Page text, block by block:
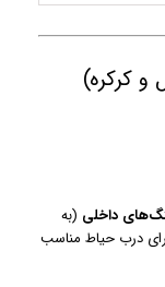
داخلی (به
درب حیاط مناسب